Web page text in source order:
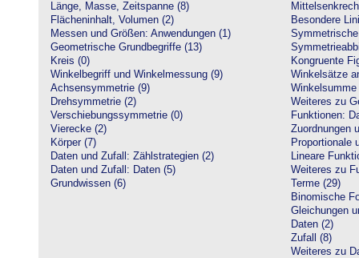
Länge, Masse, Zeitspanne (8)
Flächeninhalt, Volumen (2)
Messen und Größen: Anwendungen (1)
Geometrische Grundbegriffe (13)
Kreis (0)
Winkelbegriff und Winkelmessung (9)
Achsensymmetrie (9)
Drehsymmetrie (2)
Verschiebungssymmetrie (0)
Vierecke (2)
Körper (7)
Daten und Zufall: Zählstrategien (2)
Daten und Zufall: Daten (5)
Grundwissen (6)
Besondere
Kongruente
Winkelsätze
Weiteres zu
Funktionen:
Zuordnungen
Proportionale
Lineare
Weiteres zu
Terme (29)
Binomische
Gleichungen
Daten (2)
Zufall (8)
Weiteres zu